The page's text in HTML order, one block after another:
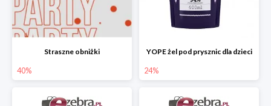
Straszne obniżki
40%
YOPE żel pod prysznic dla dzieci
24%